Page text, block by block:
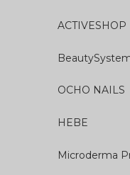
ACTIVESHOP
OCHO NAILS
HEBE
Microderma